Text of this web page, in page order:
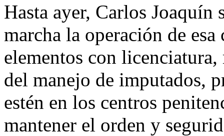
Hasta ayer, Carlos Joaquín
marcha la operación de
elementos con licenciatura,
del manejo de imputados,
estén en los centros
mantener el orden y